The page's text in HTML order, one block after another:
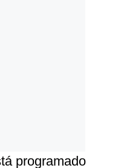
programado